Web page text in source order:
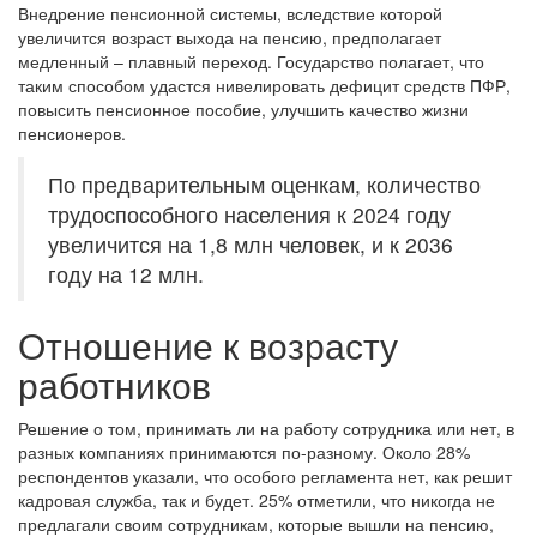
Внедрение пенсионной системы, вследствие которой
увеличится возраст выхода на пенсию, предполагает
медленный – плавный переход. Государство полагает, что
таким способом удастся нивелировать дефицит средств ПФР,
повысить пенсионное пособие, улучшить качество жизни
пенсионеров.
По предварительным оценкам, количество
трудоспособного населения к 2024 году
увеличится на 1,8 млн человек, и к 2036
году на 12 млн.
Отношение к возрасту
работников
Решение о том, принимать ли на работу сотрудника или нет, в
разных компаниях принимаются по-разному. Около 28%
респондентов указали, что особого регламента нет, как решит
кадровая служба, так и будет. 25% отметили, что никогда не
предлагали своим сотрудникам, которые вышли на пенсию,